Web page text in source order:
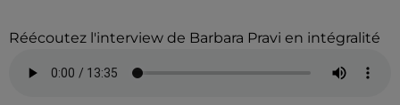
Réécoutez l'interview de Barbara Pravi en intégralité